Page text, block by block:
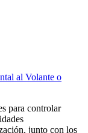
al Volante o
para controlar
junto con los